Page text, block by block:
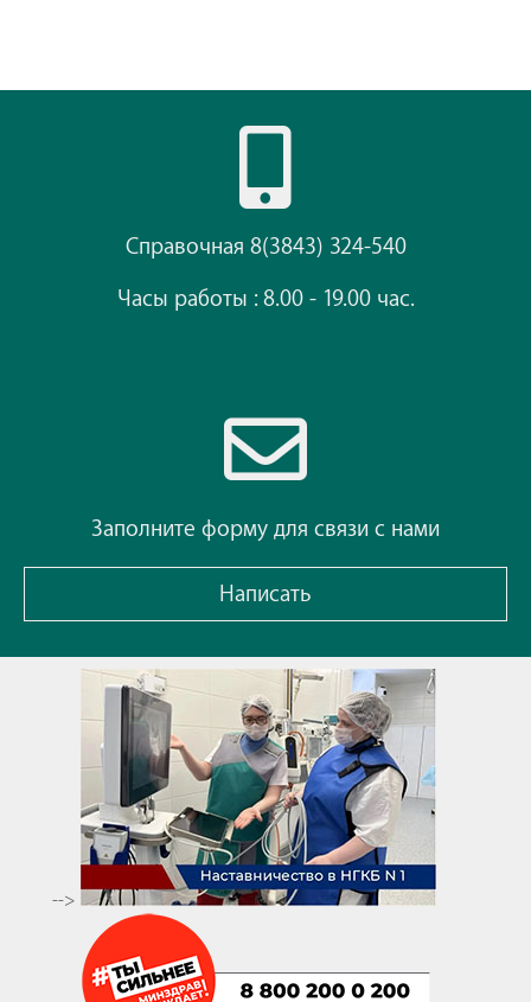
Справочная 8(3843) 324-540
Часы работы : 8.00 - 19.00 час.
Заполните форму для связи с нами
Написать
-->